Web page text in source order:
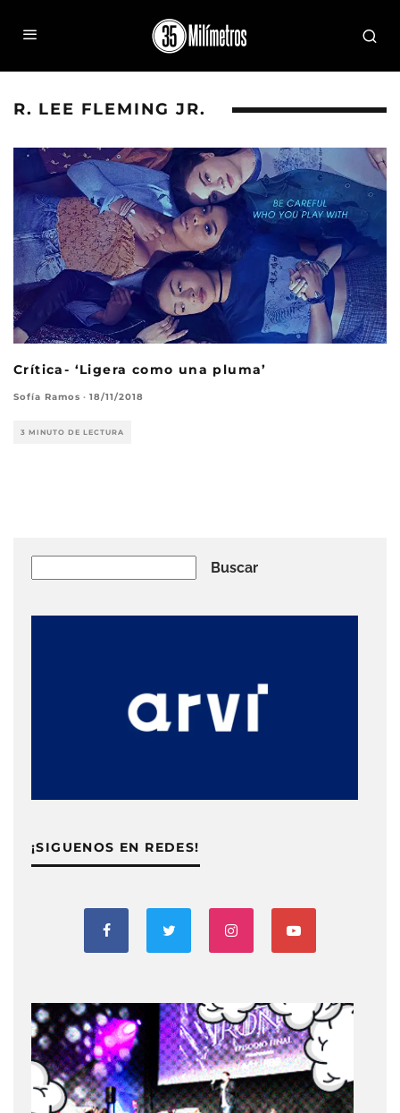
R. LEE FLEMING JR.
Crítica- ‘Ligera como una pluma’
Sofía Ramos · 18/11/2018
3 MINUTO DE LECTURA
Buscar
¡SIGUENOS EN REDES!